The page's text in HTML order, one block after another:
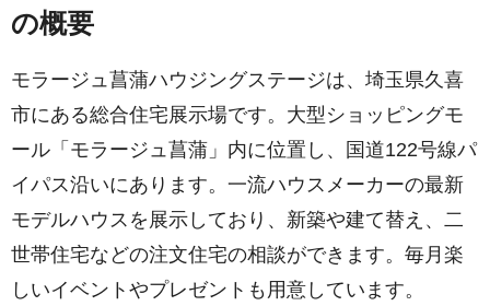
プの概要
モラージュ菖蒲ハウジングステージは、埼玉県久喜
市にある総合住宅展示場です。大型ショッピングモ
ール「モラージュ菖蒲」内に位置し、国道122号線パ
イパス沿いにあります。一流ハウスメーカーの最新
モデルハウスを展示しており、新築や建て替え、二
世帯住宅などの注文住宅の相談ができます。毎月楽
しいイベントやプレゼントも用意しています。